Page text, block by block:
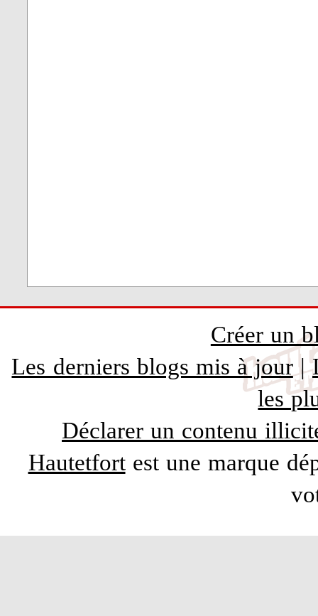
Créer un
Les derniers blogs mis à jour|
les
Déclarer un contenu
Hautetfortest une marque